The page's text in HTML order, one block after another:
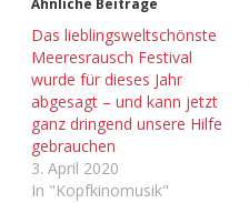
Ähnliche Beiträge
Das lieblingsweltschönste
Meeresrausch Festival
wurde für dieses Jahr
abgesagt – und kann jetzt
ganz dringend unsere Hilfe
gebrauchen
3. April 2020
In "Kopfkinomusik"